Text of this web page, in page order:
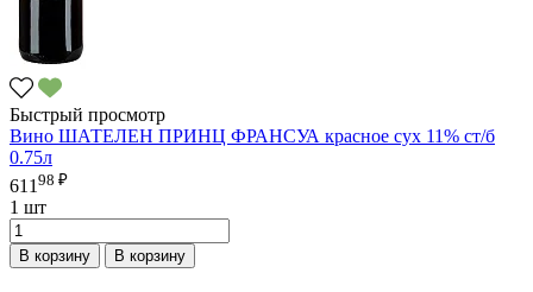
Быстрый просмотр
Вино ШАТЕЛЕН ПРИНЦ ФРАНСУА красное сух 11% ст/б
0.75л
611 98 ₽
1 шт
В корзину В корзину